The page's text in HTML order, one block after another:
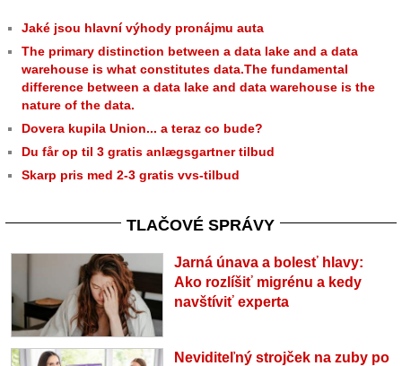
Jaké jsou hlavní výhody pronájmu auta
The primary distinction between a data lake and a data
warehouse is what constitutes data.The fundamental
difference between a data lake and data warehouse is the
nature of the data.
Dovera kupila Union... a teraz co bude?
Du får op til 3 gratis anlægsgartner tilbud
Skarp pris med 2-3 gratis vvs-tilbud
TLAČOVÉ SPRÁVY
Jarná únava a bolesť hlavy:
Ako rozlíšiť migrénu a kedy
navštíviť experta
Neviditeľný strojček na zuby po